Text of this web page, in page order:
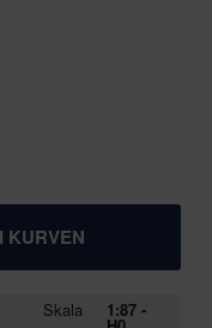
Skala 1:87 -